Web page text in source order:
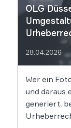
OLG
28.04.2026
Wer ein
und daraus
generiert,